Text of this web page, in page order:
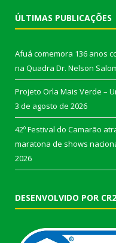
ÚLTIMAS PUBLICAÇÕES
Afuá comemora 136 anos
na Quadra Dr. Nelson
Projeto Orla Mais Verde –
3 de agosto de 2026
42º Festival do Camarão
maratona de shows
2026
DESENVOLVIDO POR CR2